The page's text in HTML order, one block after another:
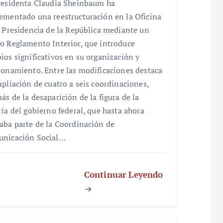
Claudia Sheinbaum ha
una reestructuración en la Oficina
de la República mediante un
Reglamento Interior, que introduce
significativos en su organización y
Entre las modificaciones destaca
de cuatro a seis coordinaciones,
de la desaparición de la figura de la
del gobierno federal, que hasta ahora
parte de la Coordinación de
Social…
Continuar Leyendo